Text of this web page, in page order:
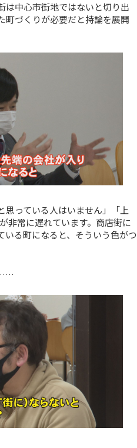
は中心市街地ではないと切り出
町づくりが必要だと持論を展開
思っている人はいません」「上
非常に遅れています。商店街に
いる町になると、そういう色がつ
……